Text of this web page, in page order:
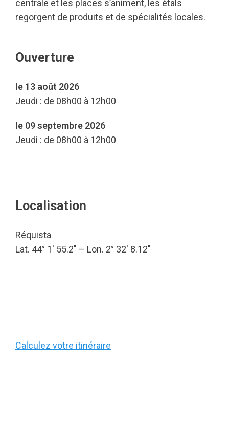
centrale et les places s’animent, les étals
regorgent de produits et de spécialités locales.
Ouverture
le 13 août 2026
Jeudi : de 08h00 à 12h00
le 09 septembre 2026
Jeudi : de 08h00 à 12h00
Localisation
Réquista
Lat. 44° 1′ 55.2″ – Lon. 2° 32′ 8.12″
Calculez votre itinéraire